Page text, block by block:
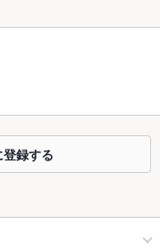
わせください。
わせください。
録する